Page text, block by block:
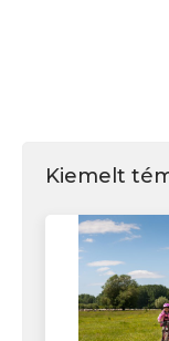
Kiemelt